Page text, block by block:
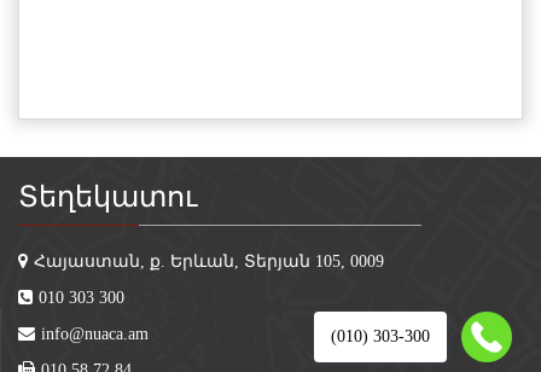
(010) 303-300
Տեղեկատու
Հայաստան, ք. Երևան, Տերյան 105, 0009
010 303 300
info@nuaca.am